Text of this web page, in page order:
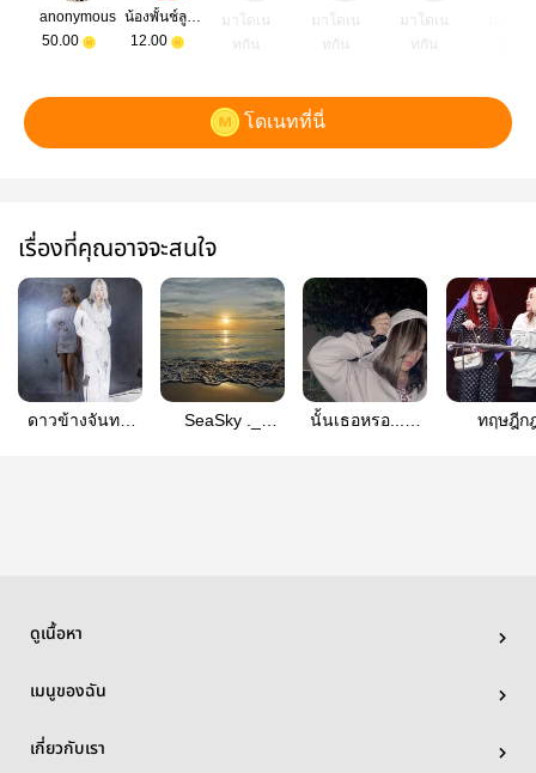
anonymous
50.00
น้องพั้นช์ลูกแม่
12.00
มาโดเน
ทกัน
มาโดเน
ทกัน
มาโดเน
ทกัน
โดเนทที่นี่
เรื่องที่คุณอาจจะสนใจ
ดาวข้างจันทร์/
SeaSky ._
นั้นเธอหรอ...ณ
ทฤษฎีก
ดูเนื้อหา
เมนูของฉัน
เกี่ยวกับเรา